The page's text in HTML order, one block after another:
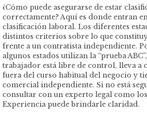
¿Cómo puede asegurarse de estar
correctamente? Aquí es donde entran
clasificación laboral. Los diferentes
distintos criterios sobre lo que
frente a un contratista independiente.
algunos estados utilizan la “prueba
trabajador está libre de control, lleva a
fuera del curso habitual del negocio y
comercial independiente. Si no está
consultar con un experto legal como
Experiencia puede brindarle claridad.